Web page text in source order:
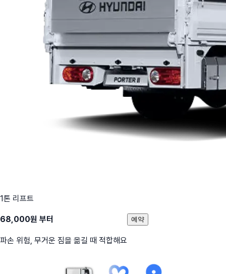
1톤 리프트
68,000원 부터
파손 위험, 무거운 짐을 옮길 때 적합해요
예약